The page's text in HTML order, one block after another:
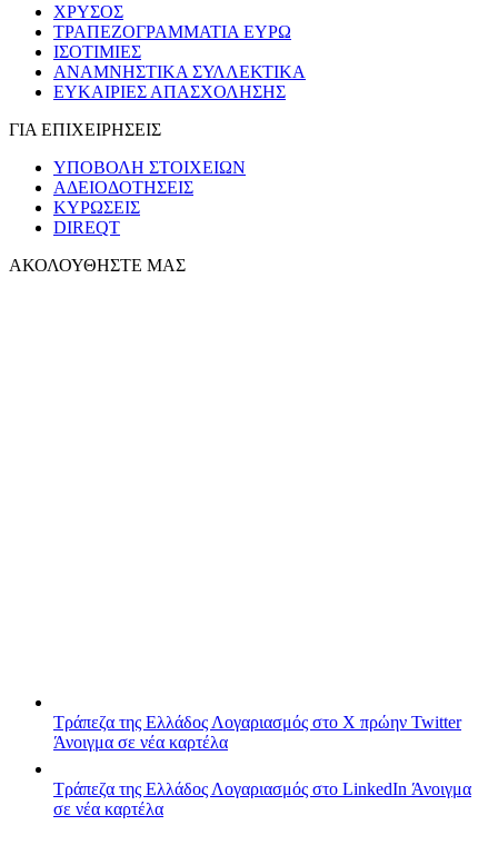
ΧΡΥΣΟΣ
ΤΡΑΠΕΖΟΓΡΑΜΜΑΤΙΑ ΕΥΡΩ
ΙΣΟΤΙΜΙΕΣ
ΑΝΑΜΝΗΣΤΙΚΑ ΣΥΛΛΕΚΤΙΚΑ
ΕΥΚΑΙΡΙΕΣ ΑΠΑΣΧΟΛΗΣΗΣ
ΓΙΑ ΕΠΙΧΕΙΡΗΣΕΙΣ
ΥΠΟΒΟΛΗ ΣΤΟΙΧΕΙΩΝ
ΑΔΕΙΟΔΟΤΗΣΕΙΣ
ΚΥΡΩΣΕΙΣ
DIREQT
ΑΚΟΛΟΥΘΗΣΤΕ ΜΑΣ
Τράπεζα της Ελλάδος Λογαριασμός στο X πρώην Twitter
Άνοιγμα σε νέα καρτέλα
Τράπεζα της Ελλάδος Λογαριασμός στο LinkedIn Άνοιγμα
σε νέα καρτέλα